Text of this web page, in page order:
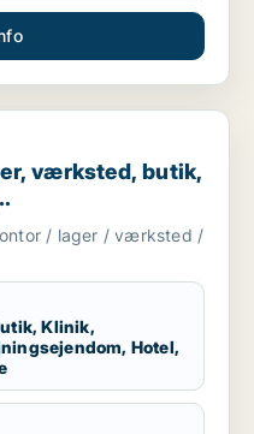
butik, klinik,
værksted, butik,
hotel,
garage til salg i
/ lager / værksted /
Klinik,
Hotel,